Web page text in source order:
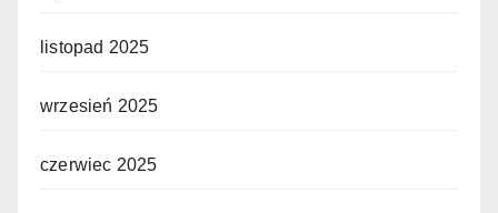
listopad 2025
wrzesień 2025
czerwiec 2025